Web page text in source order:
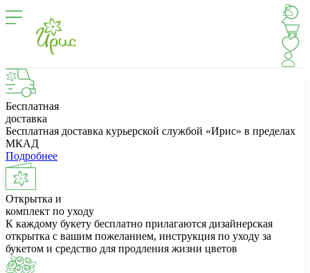
Бесплатная
доставка
Бесплатная доставка курьерской службой «Ирис» в пределах
МКАД
Подробнее
Открытка и
комплект по уходу
К каждому букету бесплатно прилагаются дизайнерская
открытка с вашим пожеланием, инструкция по уходу за
букетом и средство для продления жизни цветов